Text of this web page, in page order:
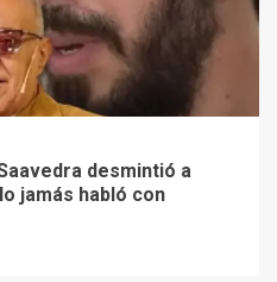
desmintió a
jamás habló con